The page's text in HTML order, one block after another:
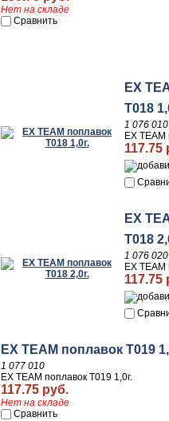
Нет на складе
Сравнить
EX
T018
1 076 010
EX TEAM
117.75
EX
T018
1 076 020
EX TEAM
117.75
EX TEAM поплавок T019
1 077 010
EX TEAM поплавок T019 1,0г.
117.75 руб.
Нет на складе
Сравнить